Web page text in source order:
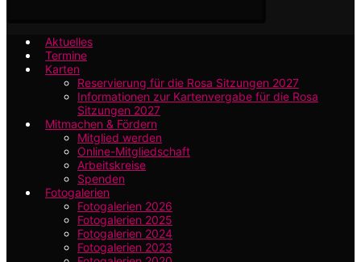
Aktuelles
Termine
Karten
Reservierung für die Rosa Sitzungen 2027
Informationen zur Kartenvergabe für die Rosa
Sitzungen 2027
Mitmachen & Fördern
Mitglied werden
Online-Mitgliedschaft
Arbeitskreise
Spenden
Fotogalerien
Fotogalerien 2026
Fotogalerien 2025
Fotogalerien 2024
Fotogalerien 2023